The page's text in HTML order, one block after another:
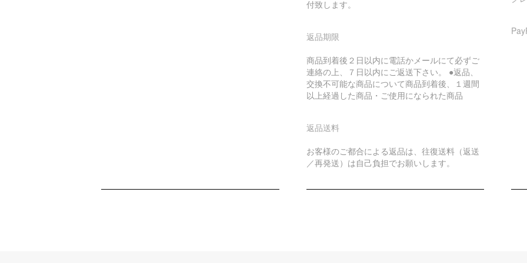
付致します。
返品期限
商品到着後２日以内に電話かメールにて必ずご
連絡の上、７日以内にご返送下さい。 ●返品、
交換不可能な商品について商品到着後、１週間
以上経過した商品・ご使用になられた商品
返品送料
お客様のご都合による返品は、往復送料（返送
／再発送）は自己負担でお願いします。